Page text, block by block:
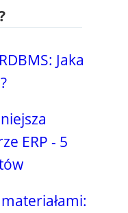
Jaka
ERP - 5